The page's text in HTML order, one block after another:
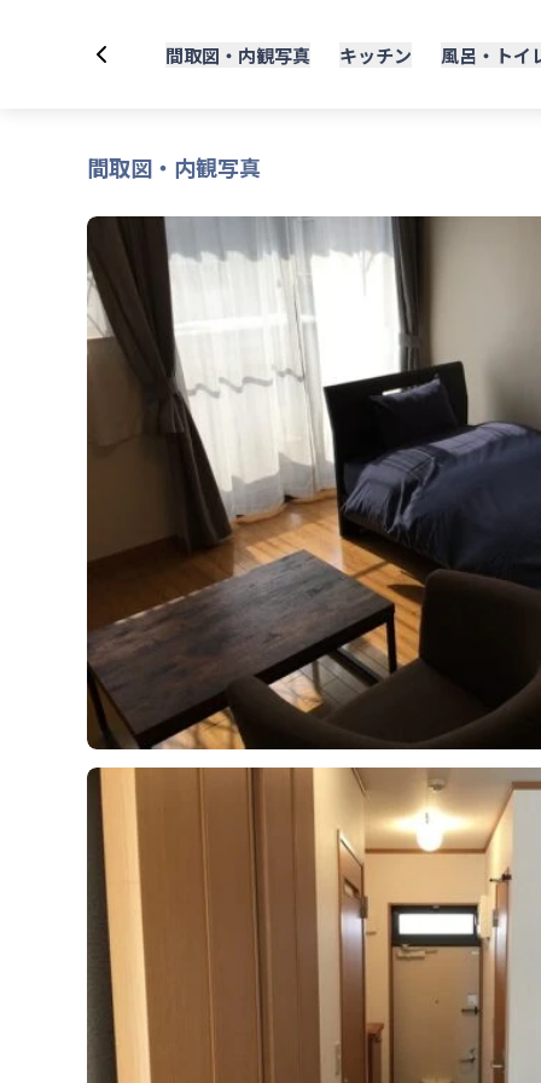
間取図・内観写真 キッチン 風呂・トイ
間取図・内観写真